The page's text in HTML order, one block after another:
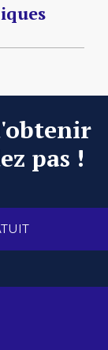
pas !